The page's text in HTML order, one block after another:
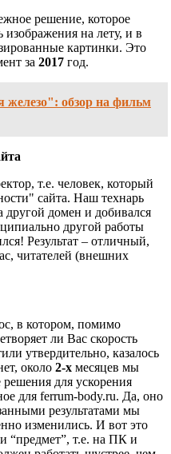
решение, которое
изображения на лету, и в
картинки. Это
за 2017 год.
железо": обзор на фильм
т.е. человек, который
сайта. Наш технарь
домен и добивался
другой работы
Результат – отличный,
читателей (внешних
в котором, помимо
ли Вас скорость
утвердительно, казалось
около 2-х месяцев мы
решения для ускорения
для ferrum-body.ru. Да, оно
результатами мы
изменились. И вот это
“предмет”, т.е. на ПК и